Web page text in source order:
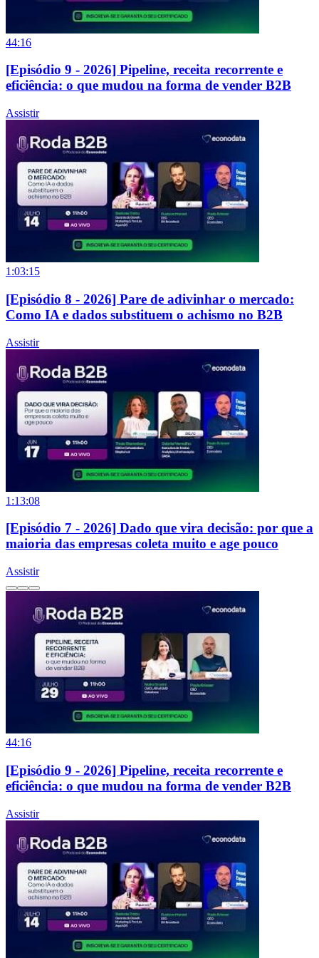
44:16
[Episódio 9 - 2026] Pipeline, receita recorrente e
eficiência: o que mudou na forma de vender B2B
Assistir
1:03:15
[Episódio 8 - 2026] Pare de adivinhar o mercado:
Como IA e dados substituem o achismo no B2B
Assistir
1:13:08
[Episódio 7 - 2026] Dado que vira decisão: por que a
maioria das empresas coleta muito e age pouco
Assistir
44:16
[Episódio 9 - 2026] Pipeline, receita recorrente e
eficiência: o que mudou na forma de vender B2B
Assistir